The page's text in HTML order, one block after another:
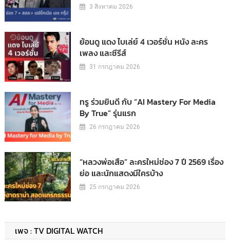
3 สิงหาคม 2026
ย้อนดู แดง ไบเล่ย์ 4 เวอร์ชั่น หนัง ละคร
เพลง และซีรีส์
31 กรกฎาคม 2026
ทรู ร่วมยินดี กับ “AI Mastery For Media
By True” รุ่นแรก
26 กรกฎาคม 2026
“หลวงพ่อเสือ” ละครใหม่ช่อง 7 ปี 2569 เรื่อง
ย่อ และนักแสดงมีใครบ้าง
25 กรกฎาคม 2026
เพจ : TV DIGITAL WATCH